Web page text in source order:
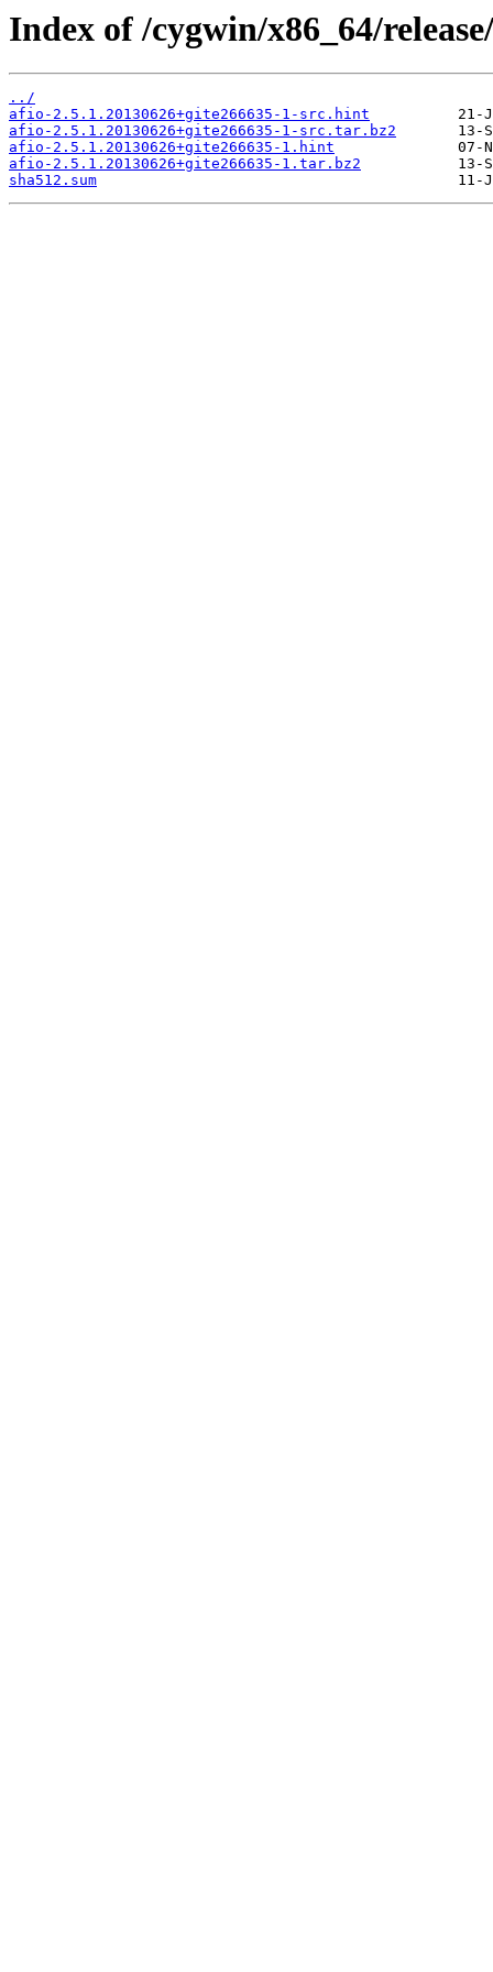
Index of /cygwin/x86_64/
../
afio-2.5.1.20130626+gite266635-1-src.hint
afio-2.5.1.20130626+gite266635-1-src.tar.bz2
afio-2.5.1.20130626+gite266635-1.hint
afio-2.5.1.20130626+gite266635-1.tar.bz2
sha512.sum